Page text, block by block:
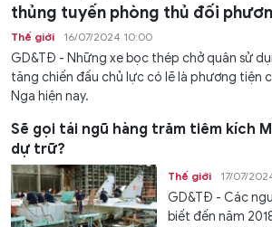
thủng tuyến phòng thủ đối
Thế giới 16/07/2024 10:00
GD&TĐ - Những xe bọc thép chở quân sử
tăng chiến đấu chủ lực có lẽ là phương tiện
Nga hiện nay.
Sẽ gọi tái ngũ hàng trăm tiêm kích
dự trữ?
Thế giới 17/07/
GD&TĐ - Các
biết đến năm